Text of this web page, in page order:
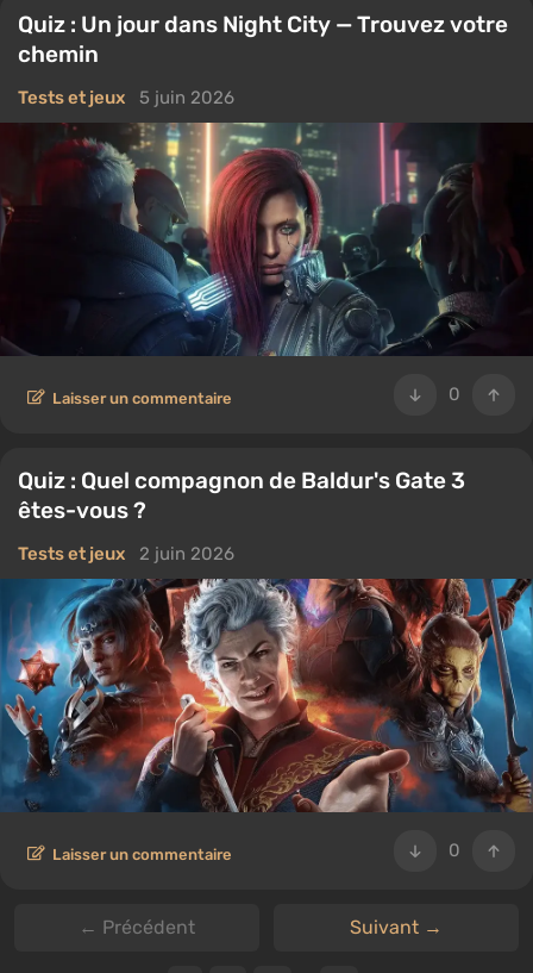
Quiz : Un jour dans Night City — Trouvez votre
chemin
Tests et jeux 5 juin 2026
0
Laisser un commentaire
Quiz : Quel compagnon de Baldur's Gate 3
êtes-vous ?
Tests et jeux 2 juin 2026
0
Laisser un commentaire
← Précédent Suivant →